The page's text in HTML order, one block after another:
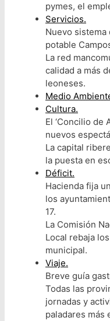
pymes, el
Servicios.
Nuevo sistema
potable
La red
calidad a más
leoneses.
Medio
Cultura.
El ‘Concilio de
nuevos
La capital
la puesta en
Déficit.
Hacienda fija
los
17.
La Comisión
Local rebaja
municipal.
Viaje.
Breve guía
Todas las
jornadas y
paladares más